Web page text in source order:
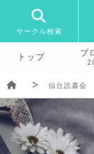
サークル検索
トップ ブ
仙台読書会